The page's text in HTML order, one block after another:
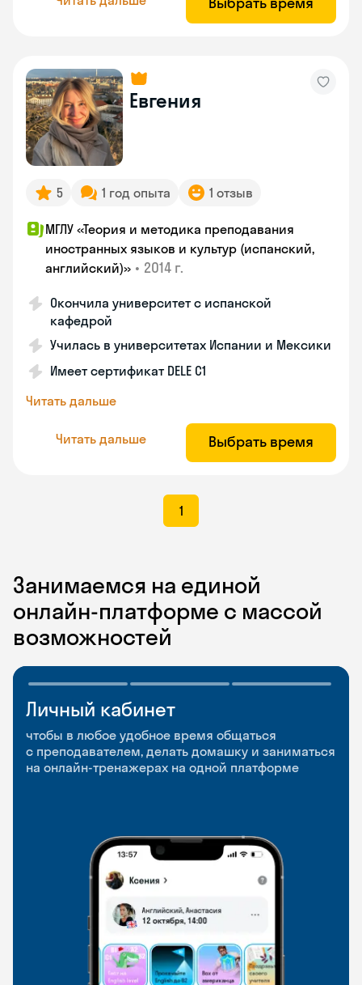
Евгения
5 1 год опыта 1 отзыв
МГЛУ «Теория и методика преподавания
иностранных языков и культур (испанский,
английский)» • 2014 г.
Окончила университет с испанской
кафедрой
Училась в университетах Испании и Мексики
Имеет сертификат DELE C1
Читать дальше
Читать дальше Выбрать время
1
Занимаемся на единой
онлайн-платформе с массой
возможностей
Личный кабинет
чтобы в любое удобное время общаться
с преподавателем, делать домашку и заниматься
на онлайн-тренажерах на одной платформе
Мобильное
приложение
чтобы заниматься и изучать новые слова где
и когда удобно
Разговорные клубы
и Talks
Групповые занятия для разговорной практики
и индивидуальные встречи с преподавателями